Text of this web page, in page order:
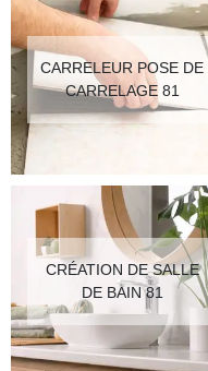
CARRELEUR POSE DE
CARRELAGE 81
CRÉATION DE SALLE
DE BAIN 81